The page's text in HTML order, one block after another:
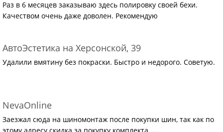
Раз в 6 месяцев заказываю здесь полировку своей бехи.
Качеством очень даже доволен. Рекомендую
АвтоЭстетика на Херсонской, 39
Удалили вмятину без покраски. Быстро и недорого. Советую.
NevaOnline
Заезжал сюда на шиномонтаж после покупки шин, так как по